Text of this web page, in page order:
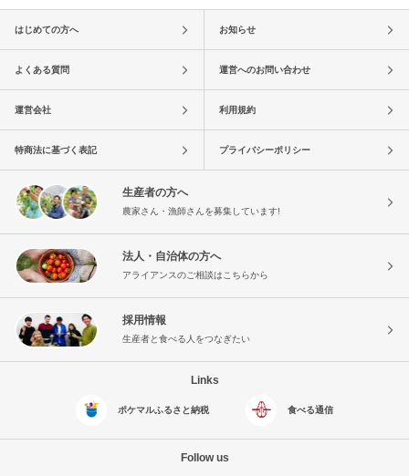
はじめての方へ お知らせ
よくある質問 運営へのお問い合わせ
運営会社 利用規約
特商法に基づく表記 プライバシーポリシー
生産者の方へ
農家さん・漁師さんを募集しています!
法人・自治体の方へ
アライアンスのご相談はこちらから
採用情報
生産者と食べる人をつなぎたい
Links
ポケマルふるさと納税 食べる通信
Follow us